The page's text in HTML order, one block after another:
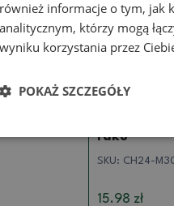
Mini miski
raku
SKU: CH24-
15.98 zł
również informacje o tym, jak
analitycznym, którzy mogą
wyniku korzystania przez
POKAŻ SZCZEGÓŁY